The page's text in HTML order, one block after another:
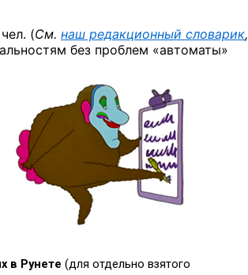
чел. (См. наш редакционный словарик,
без проблем «автоматы»